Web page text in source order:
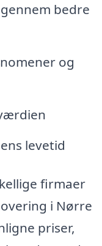
bedre
og
levetid
firmaer
i Nørre
priser,